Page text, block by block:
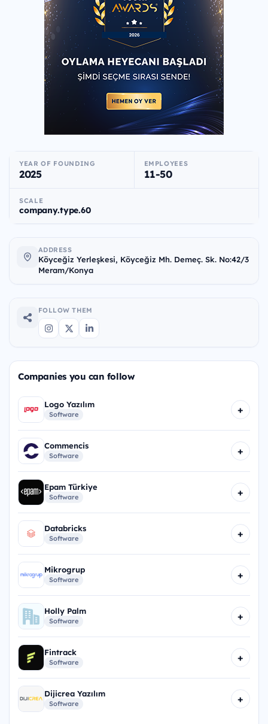
YEAR OF FOUNDING
2025
EMPLOYEES
11-50
SCALE
company.type.60
ADDRESS
Köyceğiz Yerleşkesi, Köyceğiz Mh. Demeç. Sk. No:42/3
Meram/Konya
FOLLOW THEM
Companies you can follow
Logo Yazılım
Software +
Commencis
Software +
Epam Türkiye
Software +
Databricks
Software +
Mikrogrup
Software +
Holly Palm
Software +
Fintrack
Software +
Dijicrea Yazılım
Software +